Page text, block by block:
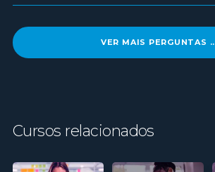
VER MAIS PERGUNTAS ..
Cursos relacionados